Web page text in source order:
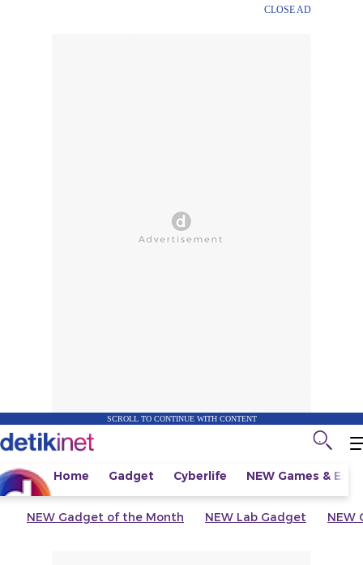
CLOSE AD
SCROLL TO CONTINUE WITH CONTENT
Home Gadget Cyberlife NEW Games &
NEW Gadget of the Month NEW Lab Gadget NEW